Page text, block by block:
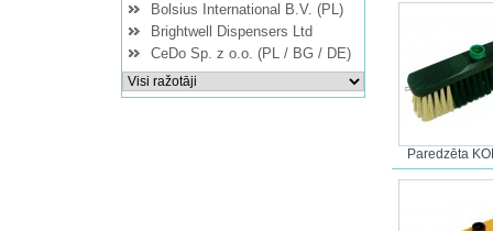
Bolsius International B.V. (PL)
Brightwell Dispensers Ltd
CeDo Sp. z o.o. (PL / BG / DE)
Paredzēta